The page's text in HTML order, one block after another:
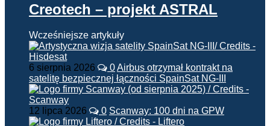
Creotech – projekt ASTRAL
Wcześniejsze artykuły
6 sierpnia 2026 0Airbus otrzymał kontrakt na
satelitę bezpiecznej łączności SpainSat NG-III
12 lipca 2026 0 Scanway: 100 dni na GPW